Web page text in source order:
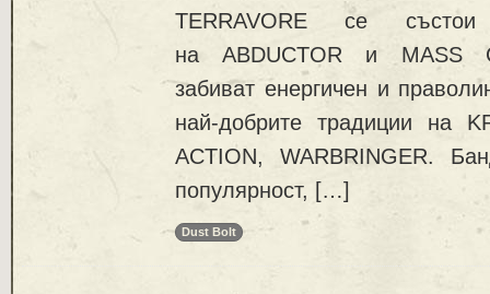
TERRAVORE се
на ABDUCTOR и MASS
забиват енергичен и
най-добрите традиции на
ACTION, WARBRINGER.
популярност, […]
Dust Bolt